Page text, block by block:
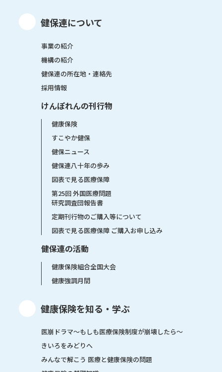
健保連について
事業の紹介
機構の紹介
健保連の所在地・連絡先
採用情報
けんぽれんの刊行物
健康保険
すこやか健保
健保ニュース
健保連八十年の歩み
図表で見る医療保障
第25回 外国医療問題
研究調査団報告書
定期刊行物のご購入等について
図表で見る医療保障 ご購入お申し込み
健保連の活動
健康保険組合全国大会
健康強調月間
健康保険を知る・学ぶ
医崩ドラマ〜もしも医療保険制度が崩壊したら〜
きいろをみどりへ
みんなで解こう 医療と健康保険の問題